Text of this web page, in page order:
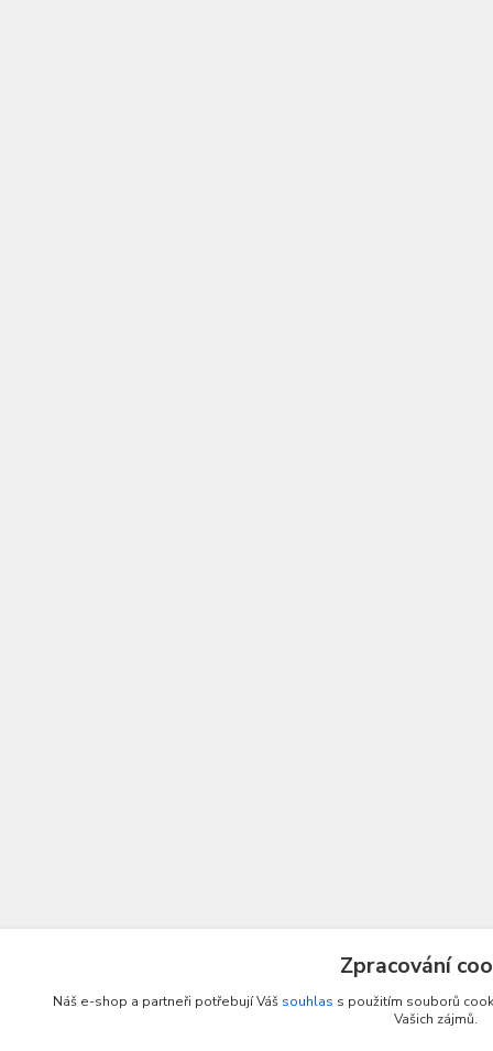
Zpracování
Náš e-shop a partneři potřebují Váš souhlas s použitím souborů
Vašich zájmů.